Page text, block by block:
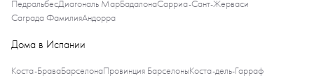
ПедральбесДиагональ МарБадалонаСарриа-Сант-Жерваси
Саграда ФамилияАндорра
Дома в Испании
Коста-БраваБарселонаПровинция БарселоныКоста-дель-Гарраф